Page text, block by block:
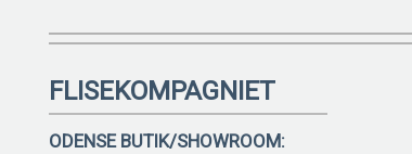
FLISEKOMPAGNIET
ODENSE BUTIK/SHOWROOM: